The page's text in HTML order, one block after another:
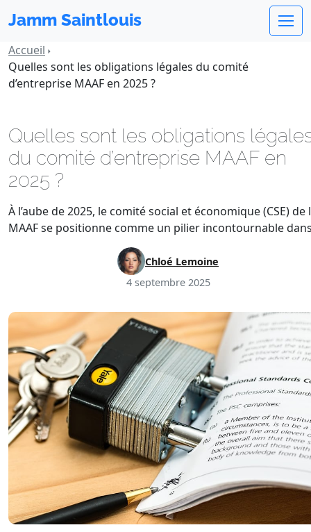
Jamm Saintlouis
Accueil
Quelles sont les obligations légales du comité
d’entreprise MAAF en 2025 ?
Quelles sont les obligations
du comité d’entreprise MAAF en
2025 ?
À l’aube de 2025, le comité social et économique (CSE) de
MAAF se positionne comme un pilier incontournable
Chloé Lemoine
4 septembre 2025